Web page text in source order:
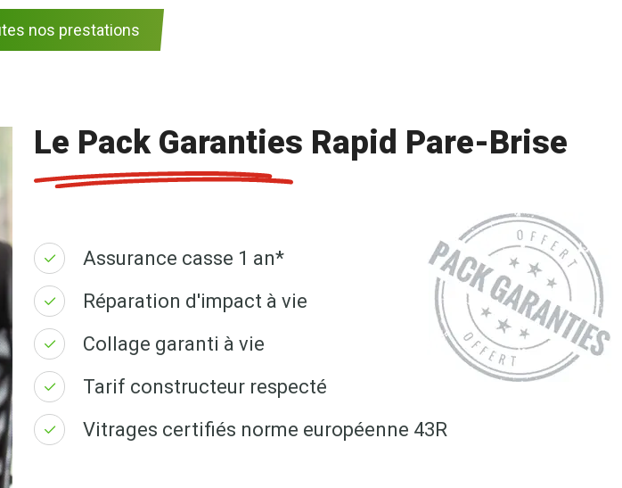
nos prestations
Le Pack Garanties Rapid Pare-Brise
Assurance casse 1 an*
Réparation d'impact à vie
Collage garanti à vie
Tarif constructeur respecté
Vitrages certifiés norme européenne 43R